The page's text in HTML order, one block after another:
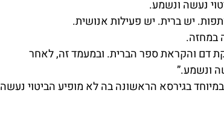
נעשה ונשמע.
יש ברית. יש פעילות אנושית.
במחזה.
דם והקראת ספר הברית. ובמעמד זה, לאחר
ונשמע.”
בגירסא הראשונה בה לא מופיע הביטוי נעשה